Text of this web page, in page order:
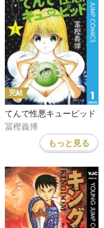
完結
てんで性悪キューピッド
冨樫義博
もっと見る